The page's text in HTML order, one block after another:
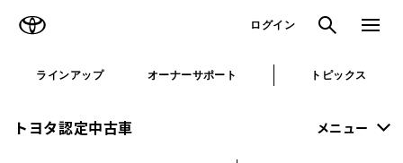
ログイン 検索 メニュ
ラインアップ オーナーサポート トピックス
トヨタ認定中古車 メニュー